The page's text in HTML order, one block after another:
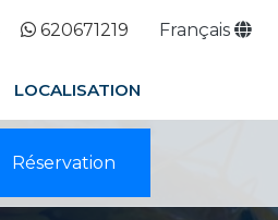
620671219 Français
LOCALISATION
Réservation